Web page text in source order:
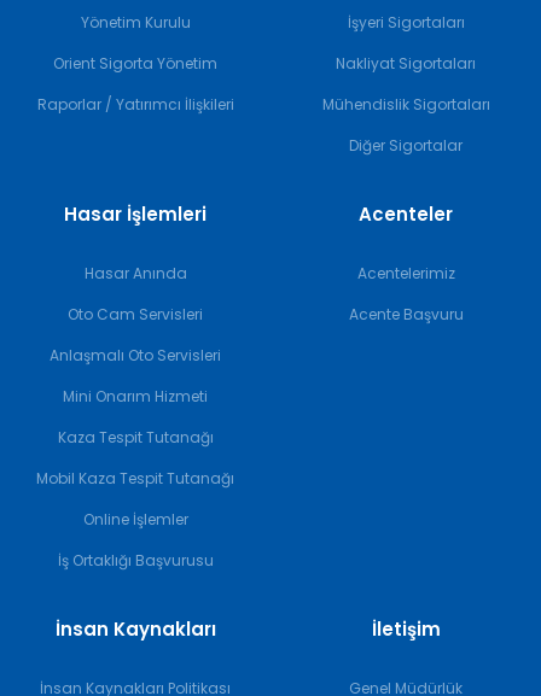
Yönetim Kurulu
Orient Sigorta Yönetim
Raporlar / Yatırımcı İlişkileri
İşyeri Sigortaları
Nakliyat Sigortaları
Mühendislik Sigortaları
Diğer Sigortalar
Hasar İşlemleri
Hasar Anında
Oto Cam Servisleri
Anlaşmalı Oto Servisleri
Mini Onarım Hizmeti
Kaza Tespit Tutanağı
Mobil Kaza Tespit Tutanağı
Online İşlemler
İş Ortaklığı Başvurusu
Acenteler
Acentelerimiz
Acente Başvuru
İnsan Kaynakları
İnsan Kaynakları Politikası
İletişim
Genel Müdürlük